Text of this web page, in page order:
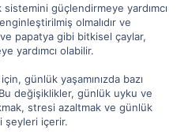
sistemini güçlendirmeye yardımcı
olmalıdır ve
papatya gibi bitkisel çaylar,
yardımcı olabilir.
günlük yaşamınızda bazı
değişiklikler, günlük uyku ve
stresi azaltmak ve günlük
şeyleri içerir.